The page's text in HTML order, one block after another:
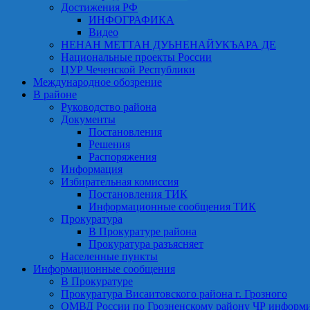
Достижения РФ
ИНФОГРАФИКА
Видео
НЕНАН МЕТТАН ДУЬНЕНАЙУКЪАРА ДЕ
Национальные проекты России
ЦУР Чеченской Республики
Международное обозрение
В районе
Руководство района
Документы
Постановления
Решения
Распоряжения
Информация
Избирательная комиссия
Постановления ТИК
Информационные сообщения ТИК
Прокуратура
В Прокуратуре района
Прокуратура разъясняет
Населенные пункты
Информационные сообщения
В Прокуратуре
Прокуратура Висаитовского района г. Грозного
ОМВД России по Грозненскому району ЧР